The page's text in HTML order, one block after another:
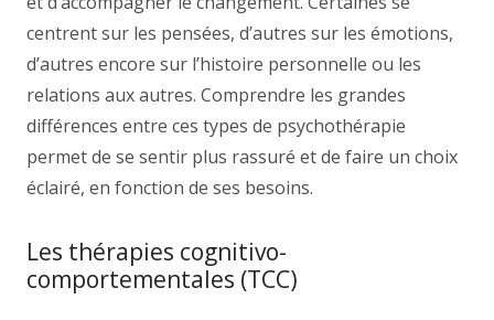
centrent sur les pensées, d’autres sur les émotions,
d’autres encore sur l’histoire personnelle ou les
relations aux autres. Comprendre les grandes
différences entre ces types de psychothérapie
permet de se sentir plus rassuré et de faire un choix
éclairé, en fonction de ses besoins.
Les thérapies cognitivo-
comportementales (TCC)